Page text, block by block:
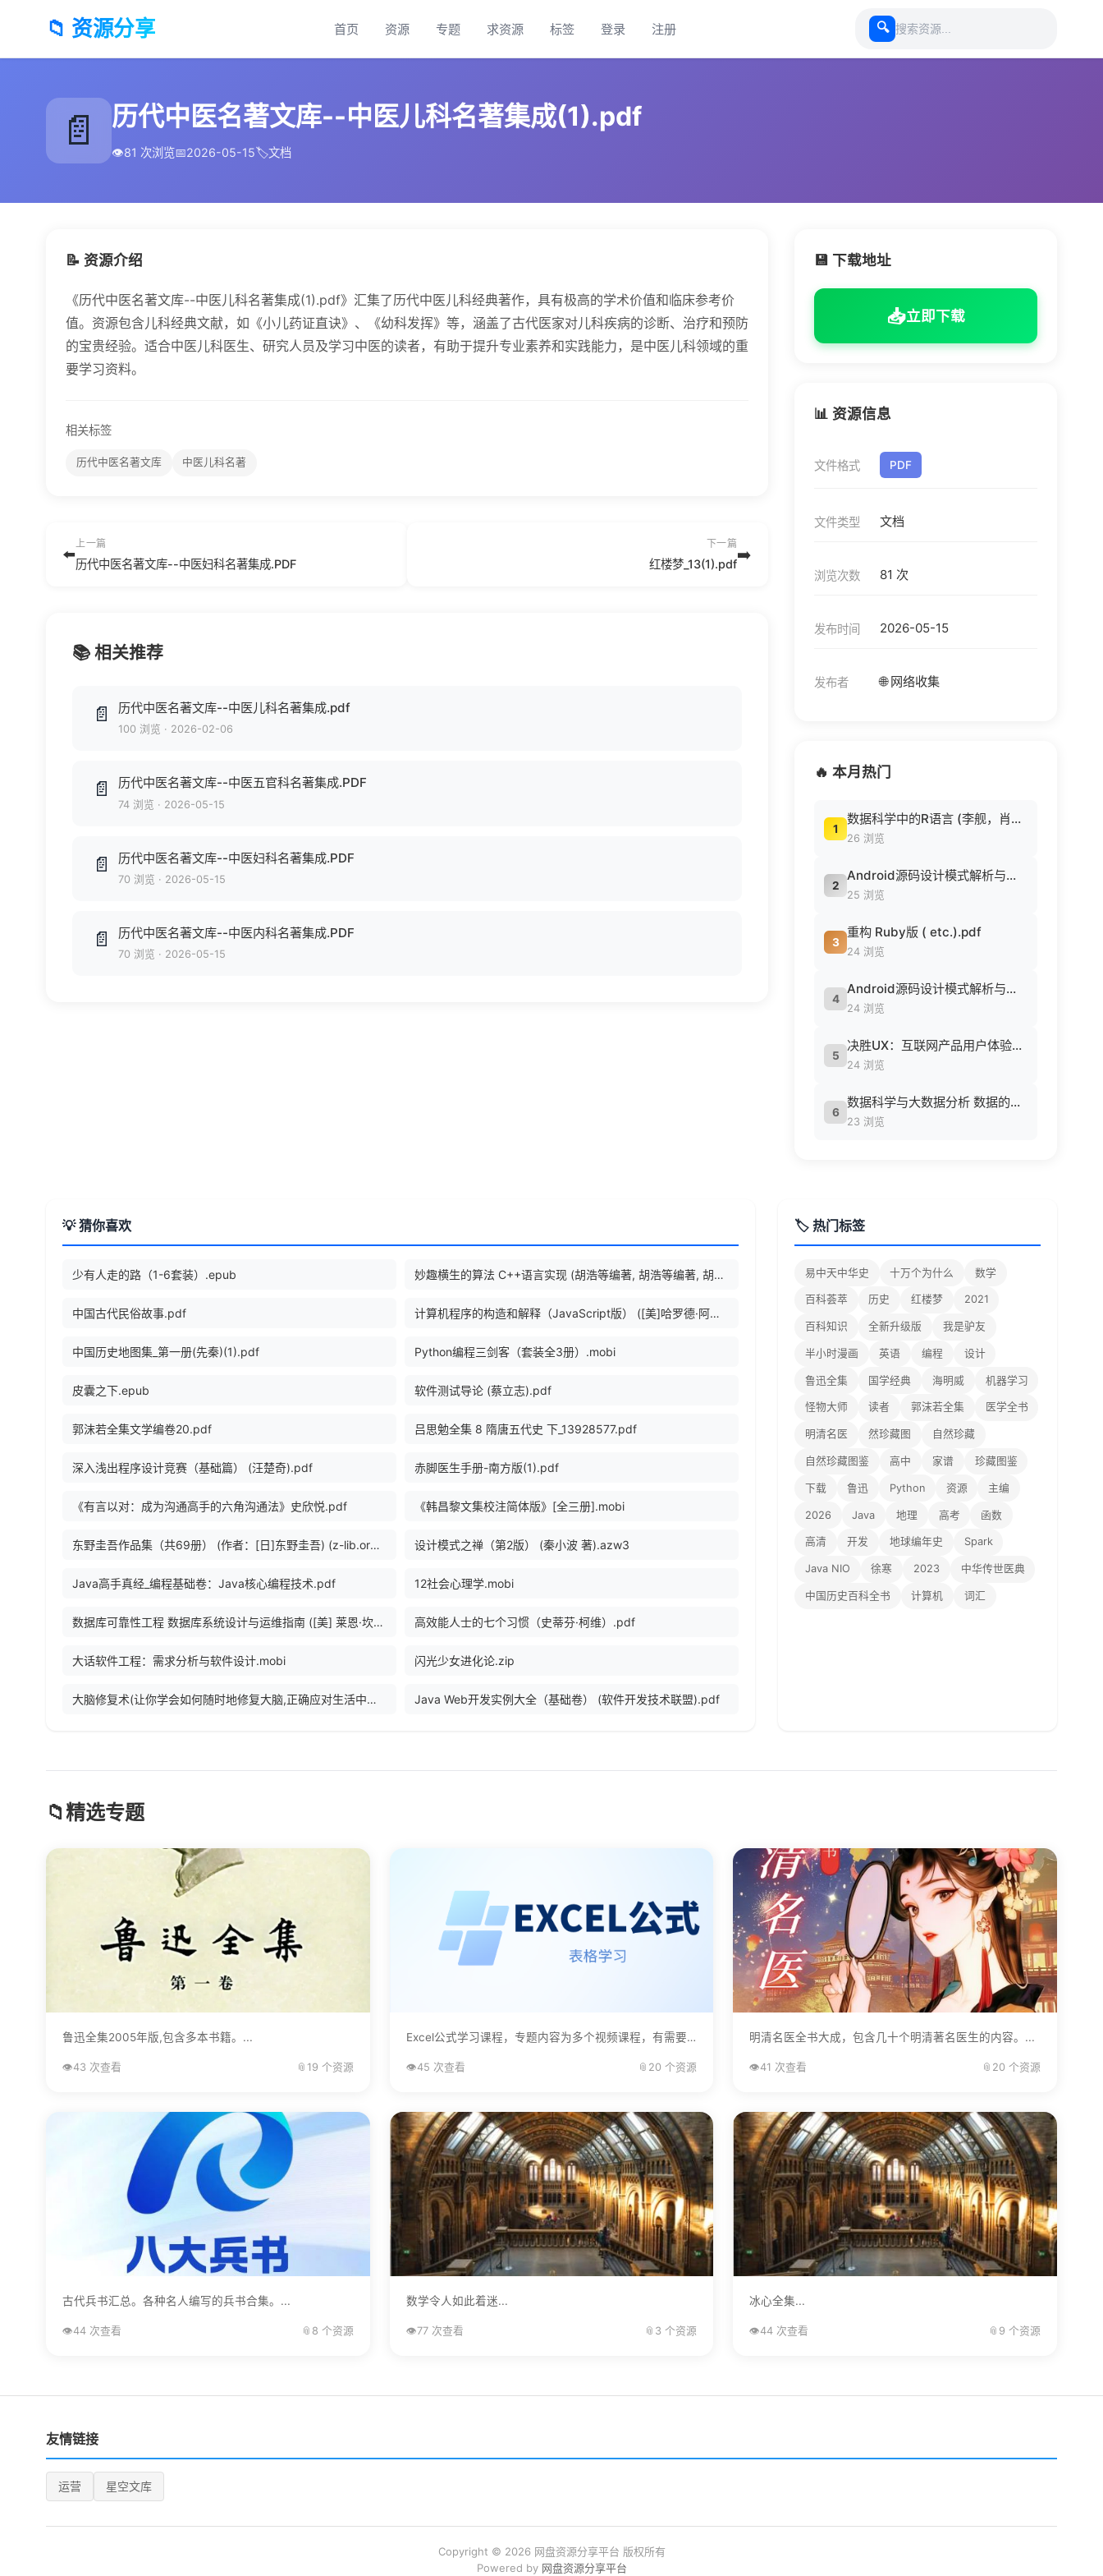
📁 资源分享 首页 资源 专题 求资源 标签 登录 注册 🔍
📄 历代中医名著文库--中医儿科名著集成(1).pdf
👁️81 次浏览📅2026-05-15🏷️文档
📝 资源介绍
《历代中医名著文库--中医儿科名著集成(1).pdf》汇集了历代中医儿科经典著作，具有极高的学术价值和临床参考价
值。资源包含儿科经典文献，如《小儿药证直诀》、《幼科发挥》等，涵盖了古代医家对儿科疾病的诊断、治疗和预防
的宝贵经验。适合中医儿科医生、研究人员及学习中医的读者，有助于提升专业素养和实践能力，是中医儿科领域的重
要学习资料。
相关标签
历代中医名著文库 中医儿科名著
⬅️
上一篇
历代中医名著文库--中医妇科名著集成.PDF
下一篇
红楼梦_13(1).pdf➡️
📚 相关推荐
📄 历代中医名著文库--中医儿科名著集成.pdf
100 浏览 · 2026-02-06
📄 历代中医名著文库--中医五官科名著集成.PDF
74 浏览 · 2026-05-15
📄 历代中医名著文库--中医妇科名著集成.PDF
70 浏览 · 2026-05-15
📄 历代中医名著文库--中医内科名著集成.PDF
70 浏览 · 2026-05-15
💾 下载地址
📥立即下载
📊 资源信息
文件格式 PDF
文件类型 文档
浏览次数 81 次
发布时间 2026-05-15
发布者 🌐 网络收集
🔥 本月热门
1
数据科学中的R语言 (李舰，肖凯著, 李舰，肖凯著；吴喜之审校, Pdg2Pic).pdf
26 浏览
2
Android源码设计模式解析与实战 (何红辉，关爱民著, 何红辉, 关爱民著, 何红辉, 关爱民).pdf
25 浏览
3
重构 Ruby版 ( etc.).pdf
24 浏览
4
Android源码设计模式解析与实战 (何红辉，关爱民著, 何红辉, 关爱民著, 何红辉, 关爱民).pdf
24 浏览
5
决胜UX：互联网产品用户体验策略 ([美] Jaime Levy [[美] Jaime Levy]).epub
24 浏览
6
数据科学与大数据分析 数据的发现 分析 可视化与表示 ( etc.).epub
23 浏览
💡 猜你喜欢
少有人走的路（1-6套装）.epub 妙趣横生的算法 C++语言实现 (胡浩等编著, 胡浩等编著, 胡浩).pdf
中国古代民俗故事.pdf 计算机程序的构造和解释（JavaScript版） ([美]哈罗德·阿贝尔森, [美]杰拉尔德·杰伊·萨斯曼, [德]马丁·亨茨 etc.) .pdf
中国历史地图集_第一册(先秦)(1).pdf Python编程三剑客（套装全3册）.mobi
皮囊之下.epub 软件测试导论 (蔡立志).pdf
郭沫若全集文学编卷20.pdf 吕思勉全集 8 隋唐五代史 下_13928577.pdf
深入浅出程序设计竞赛（基础篇） (汪楚奇).pdf 赤脚医生手册-南方版(1).pdf
《有言以对：成为沟通高手的六角沟通法》史欣悦.pdf 《韩昌黎文集校注简体版》[全三册].mobi
东野圭吾作品集（共69册） (作者：[日]东野圭吾) (z-lib.org)(1).epub 设计模式之禅（第2版） (秦小波 著).azw3
Java高手真经_编程基础卷：Java核心编程技术.pdf 12社会心理学.mobi
数据库可靠性工程 数据库系统设计与运维指南 ([美] 莱恩·坎贝尔 夏丽蒂·梅杰斯).pdf 高效能人士的七个习惯（史蒂芬·柯维）.pdf
大话软件工程：需求分析与软件设计.mobi 闪光少女进化论.zip
大脑修复术(让你学会如何随时地修复大脑,正确应对生活中的压力、情绪和认知方面的困扰,增强大脑“... (Z-Library).epub Java Web开发实例大全（基础卷） (软件开发技术联盟).pdf
🏷️ 热门标签
易中天中华史 十万个为什么 数学
百科荟萃 历史 红楼梦 2021
百科知识 全新升级版 我是驴友
半小时漫画 英语 编程 设计
鲁迅全集 国学经典 海明威 机器学习
怪物大师 读者 郭沫若全集 医学全书
明清名医 然珍藏图 自然珍藏
自然珍藏图鉴 高中 家谱 珍藏图鉴
下载 鲁迅 Python 资源 主编
2026 Java 地理 高考 函数
高清 开发 地球编年史 Spark
Java NIO 徐寒 2023 中华传世医典
中国历史百科全书 计算机 词汇
📁精选专题
鲁迅全集2005年版,包含多本书籍。...
👁️43 次查看 📎 19 个资源
Excel公式学习课程，专题内容为多个视频课程，有需要的自己下载学习。...
👁️45 次查看 📎 20 个资源
明清名医全书大成，包含几十个明清著名医生的内容。...
👁️41 次查看 📎 20 个资源
古代兵书汇总。各种名人编写的兵书合集。...
👁️44 次查看 📎 8 个资源
数学令人如此着迷...
👁️77 次查看 📎 3 个资源
冰心全集...
👁️44 次查看 📎 9 个资源
友情链接
运营 星空文库
Copyright © 2026 网盘资源分享平台 版权所有
Powered by 网盘资源分享平台